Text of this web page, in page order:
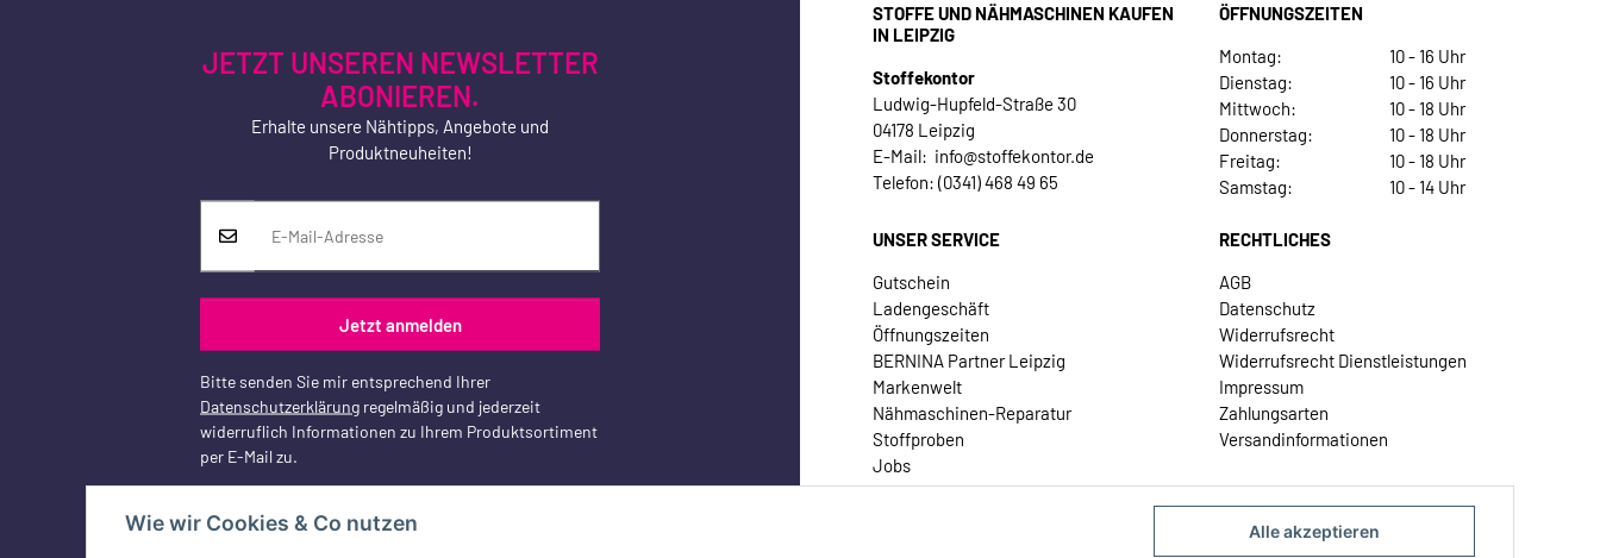
Alle akzeptieren
Wie wir Cookies & Co nutzen
JETZT UNSEREN NEWSLETTER
ABONIEREN.
Erhalte unsere Nähtipps, Angebote und
Produktneuheiten!
Jetzt anmelden
Bitte senden Sie mir entsprechend Ihrer
Datenschutzerklärung regelmäßig und jederzeit
widerruflich Informationen zu Ihrem Produktsortiment
per E-Mail zu.
STOFFE UND NÄHMASCHINEN KAUFEN
IN LEIPZIG
Stoffekontor
Ludwig-Hupfeld-Straße 30
04178 Leipzig
E-Mail: info@stoffekontor.de
Telefon: (0341) 468 49 65
ÖFFNUNGSZEITEN
Montag:
10 - 16 Uhr
Dienstag:
10 - 16 Uhr
Mittwoch:
10 - 18 Uhr
Donnerstag:
10 - 18 Uhr
Freitag:
10 - 18 Uhr
Samstag:
10 - 14 Uhr
UNSER SERVICE
Gutschein
Ladengeschäft
Öffnungszeiten
BERNINA Partner Leipzig
Markenwelt
Nähmaschinen-Reparatur
Stoffproben
Jobs
Kontakt
RECHTLICHES
AGB
Datenschutz
Widerrufsrecht
Widerrufsrecht Dienstleistungen
Impressum
Zahlungsarten
Versandinformationen